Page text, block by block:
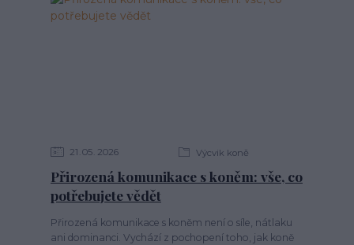
21 05 2026 Výcvik koně
Přirozená komunikace s koněm: vše, co
potřebujete vědět
Přirozená komunikace s koněm není o síle, nátlaku
ani dominanci. Vychází z pochopení toho, jak koně